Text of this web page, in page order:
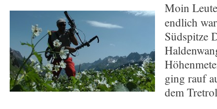
Moin
endlich
Südspitze
ging rauf
dem